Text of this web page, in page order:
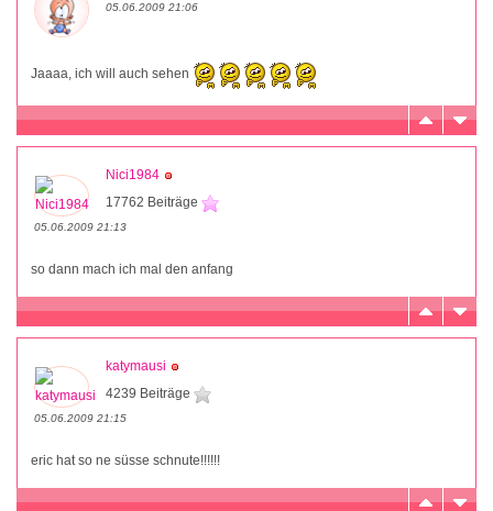
05.06.2009 21:06
Jaaaa, ich will auch sehen
Nici1984
17762 Beiträge
05.06.2009 21:13
so dann mach ich mal den anfang
katymausi
4239 Beiträge
05.06.2009 21:15
eric hat so ne süsse schnute!!!!!!